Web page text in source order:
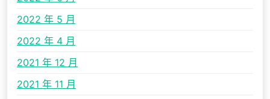
2022 年 5 月
2022 年 4 月
2021 年 12 月
2021 年 11 月